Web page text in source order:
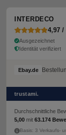
INTERDECO
4,97 /
Ausgezeichnet
Identität verifiziert
Ebay.de
trustami.
Durchschnittliche
5,00 mit 63.174
Basis: 3 Verkaufs-